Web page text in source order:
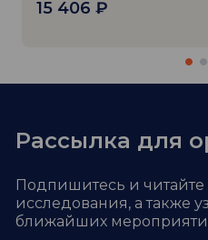
15 406 ₽
Рассылка для
Подпишитесь и читайте
исследования, а также
ближайших